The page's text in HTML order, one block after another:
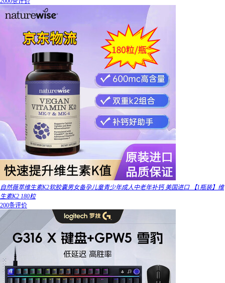
自然薇萃维生素K2软胶囊男女备孕儿童青少年成人中老年补钙 美国进口 【1瓶装】维
生素K2 180粒
200条评价